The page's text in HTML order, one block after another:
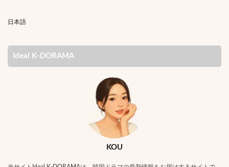
日本語
Ideal K-DORAMA
KOU